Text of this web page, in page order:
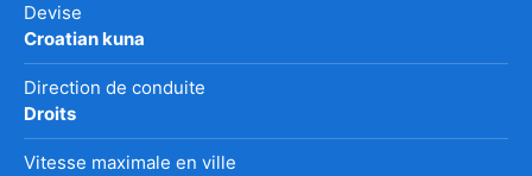
Devise
Croatian kuna
Direction de conduite
Droits
Vitesse maximale en ville